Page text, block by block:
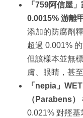
「759阿信屋
0.0015% 游離
添加的防腐劑
超過 0.001%
但該樣本並無
膚、眼睛，甚
「nepia」
（Parabens）
0.021% 對羥